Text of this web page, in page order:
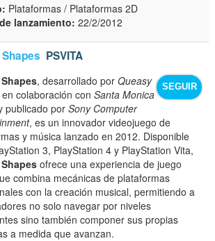
Plataformas / Plataformas 2D
lanzamiento: 22/2/2012
PSVITA
SEGUIR
, desarrollado porQueasy
en colaboración conSanta Monica
publicado porSony Computer
, es un innovador videojuego de
y música lanzado en 2012. Disponible
3, PlayStation 4 y PlayStation Vita,
ofrece una experiencia de juego
combina mecánicas de plataformas
con la creación musical, permitiendo a
no solo navegar por niveles
sino también componer sus propias
a medida que avanzan.